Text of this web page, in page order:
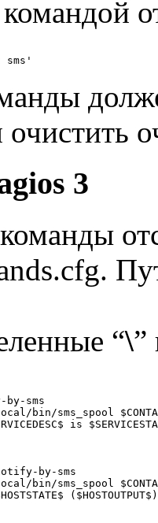
очистить
3
“\”
by-sms
bin/sms_spool
is
by-sms
bin/sms_spool